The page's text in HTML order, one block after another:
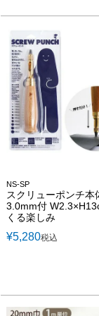
NS-SP
スクリューポンチ本
3.0mm付
くる楽しみ
¥5,280税込